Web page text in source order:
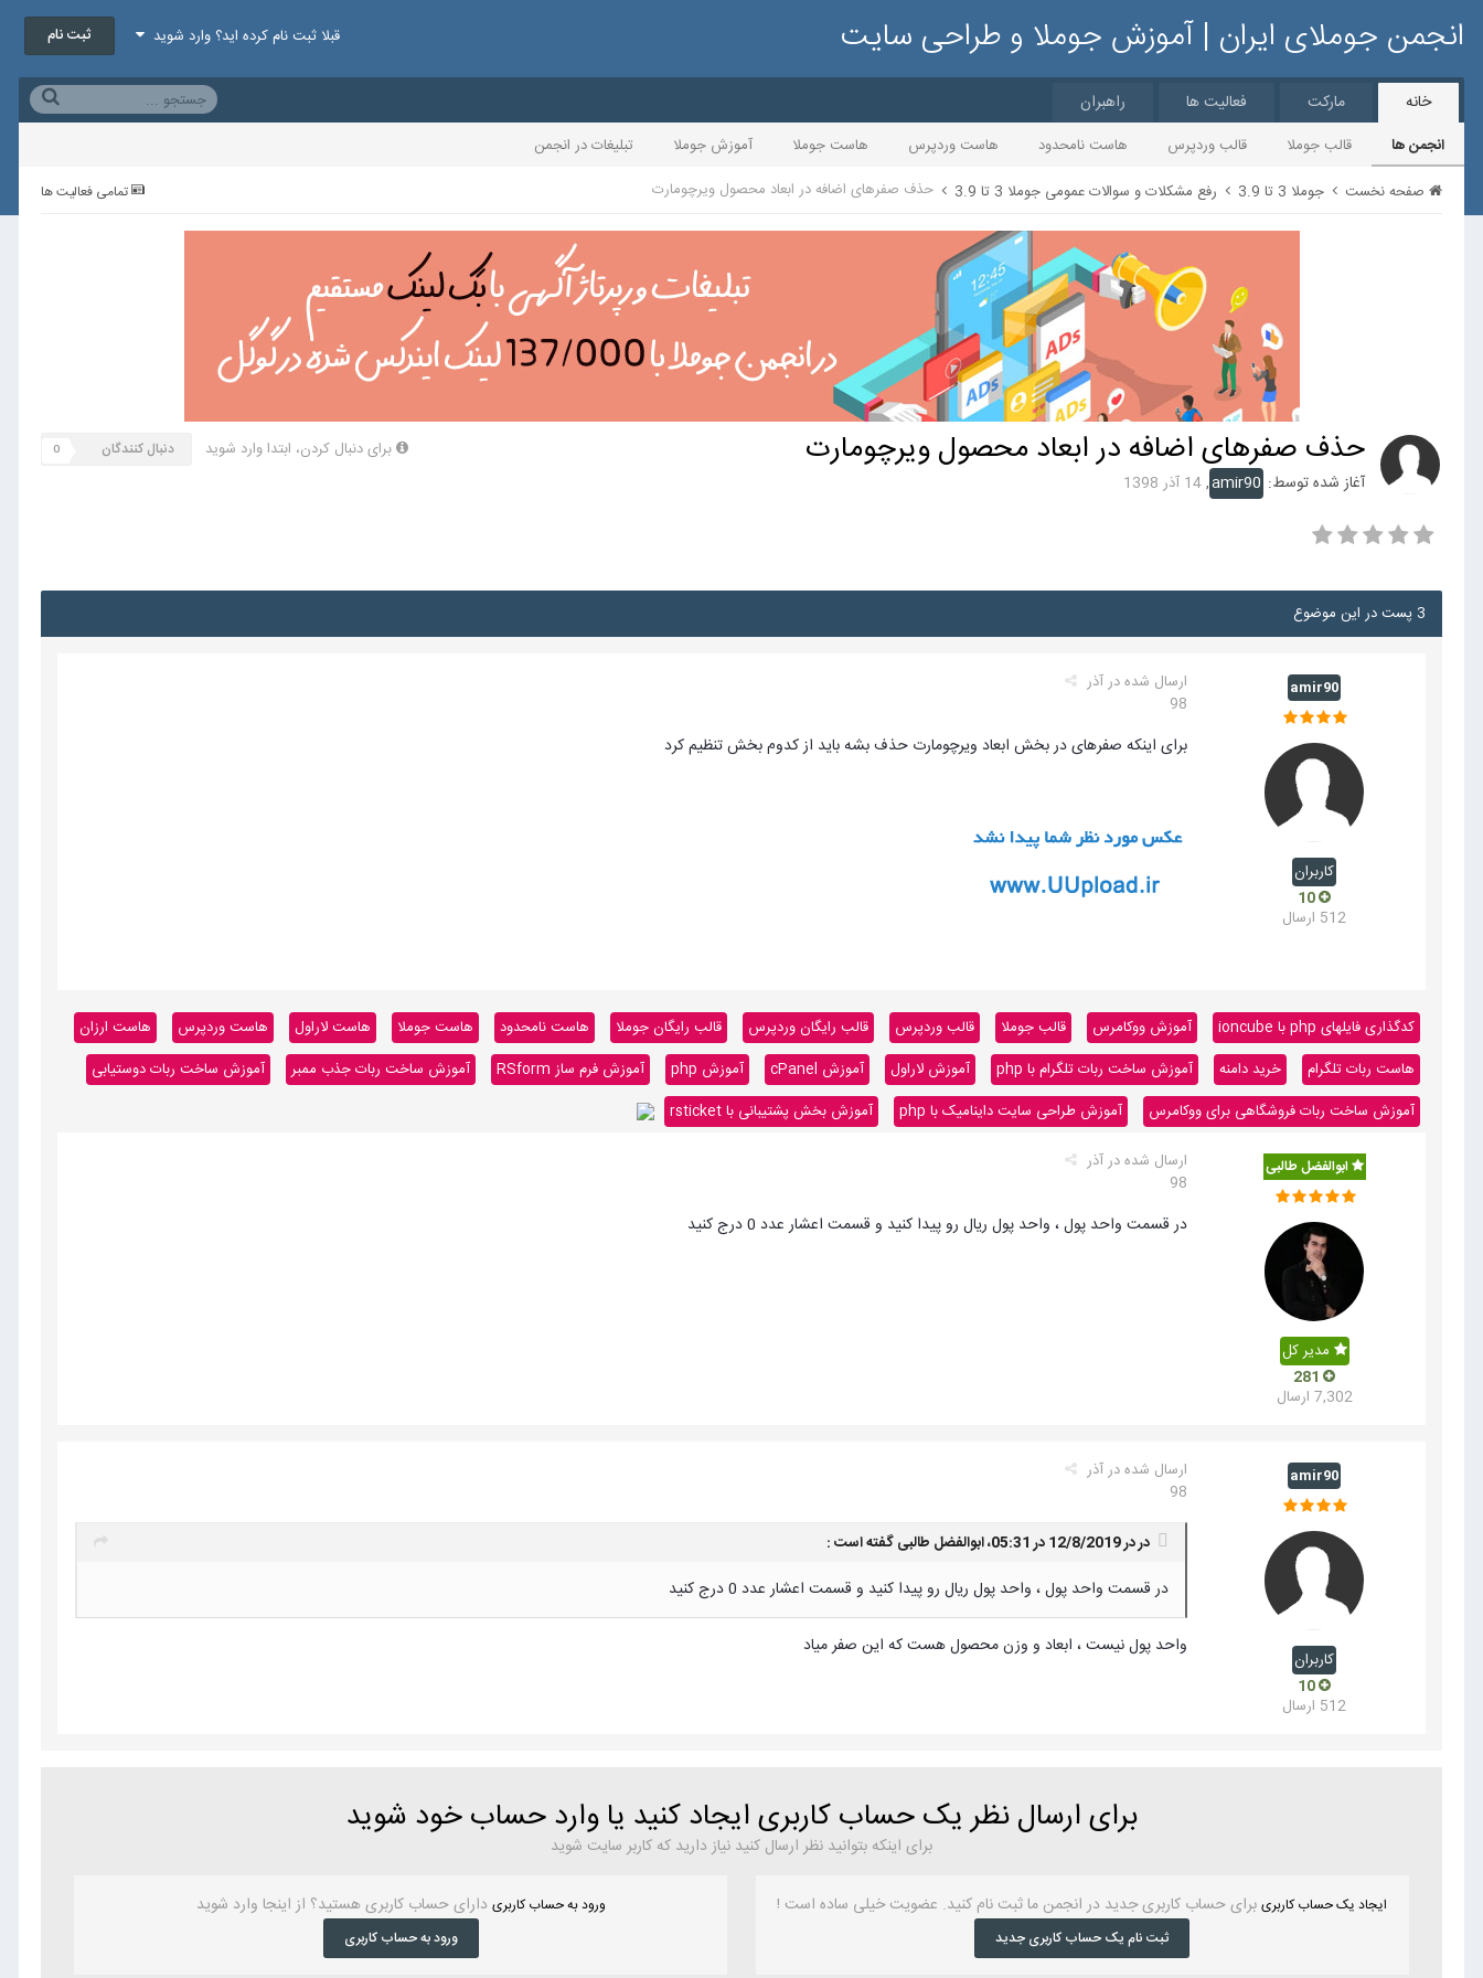
انجمن جوملای ایران | آموزش جوملا و طراحی سایت قبلا ثبت نام کرده اید؟ وارد شوید ثبت نام
خانه
انجمن ها قالب جوملا قالب وردپرس هاست نامحدود هاست وردپرس هاست جوملا آموزش جوملا تبلیغات در انجمن
مارکت فعالیت ها راهبران
تمامی فعالیت ها صفحه نخست جوملا 3 تا 3.9 رفع مشکلات و سوالات عمومی جوملا 3 تا 3.9 حذف صفرهای اضافه در ابعاد محصول ویرچومارت
برای دنبال کردن، ابتدا وارد شوید دنبال کنندگان 0 حذف صفرهای اضافه در ابعاد محصول ویرچومارت
آغاز شده توسط: amir90
,14 آذر 1398
3 پست در این موضوع
amir90
کاربران
512 ارسال
ارسال شده درآذر
98
برای اینکه صفرهای در بخش ابعاد ویرچومارت حذف بشه باید از کدوم بخش تنظیم کرد
کدگذاری فایلهای php با ioncube آموزش ووکامرس قالب جوملا قالب وردپرس قالب رایگان وردپرس قالب رایگان جوملا هاست نامحدود هاست جوملا هاست لاراول هاست وردپرس
هاست ارزان
هاست ربات تلگرام
خرید دامنه آموزش ساخت ربات تلگرام با php آموزش لاراول آموزش cPanel آموزش php آموزش فرم ساز RSform آموزش ساخت ربات جذب ممبر
آموزش ساخت ربات دوستیابی
آموزش ساخت ربات فروشگاهی برای ووکامرس
آموزش طراحی سایت داینامیک با php آموزش بخش پشتیبانی با rsticket
ابوالفضل طالبی
مدیر کل
7,302 ارسال
ارسال شده درآذر
98
در قسمت واحد پول ، واحد پول ریال رو پیدا کنید و قسمت اعشار عدد 0 درج کنید
amir90
کاربران
512 ارسال
ارسال شده درآذر
98
در در 12/8/2019 در 05:31، ابوالفضل طالبیگفته است :
در قسمت واحد پول ، واحد پول ریال رو پیدا کنید و قسمت اعشار عدد 0 درج کنید
واحد پول نیست ، ابعاد و وزن محصول هست که این صفر میاد
برای ارسال نظر یک حساب کاربری ایجاد کنید یا وارد حساب خود شوید
برای اینکه بتوانید نظر ارسال کنید نیاز دارید که کاربر سایت شوید
ایجاد یک حساب کاربری برای حساب کاربری جدید در انجمن ما ثبت نام کنید. عضویت خیلی ساده است !
ثبت نام یک حساب کاربری جدید
ورود به حساب کاربری دارای حساب کاربری هستید؟ از اینجا وارد شوید
ورود به حساب کاربری